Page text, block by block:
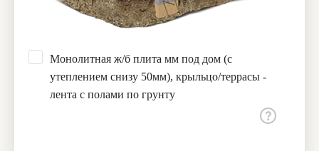
Монолитная ж/б плита мм под дом (с
утеплением снизу 50мм), крыльцо/террасы -
лента с полами по грунту